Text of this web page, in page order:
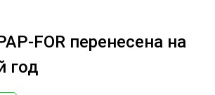
РЕКЛАМОДАТЕЛЯМ
FOR перенесена на
год